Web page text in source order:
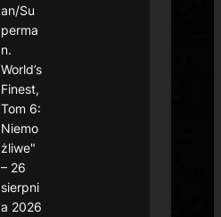
an/Su
perma
n.
World’s
Finest,
Tom 6:
Niemo
żliwe"
– 26
sierpni
a 2026